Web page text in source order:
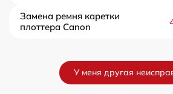
Замена ремня каретки
плоттера Canon
У меня другая